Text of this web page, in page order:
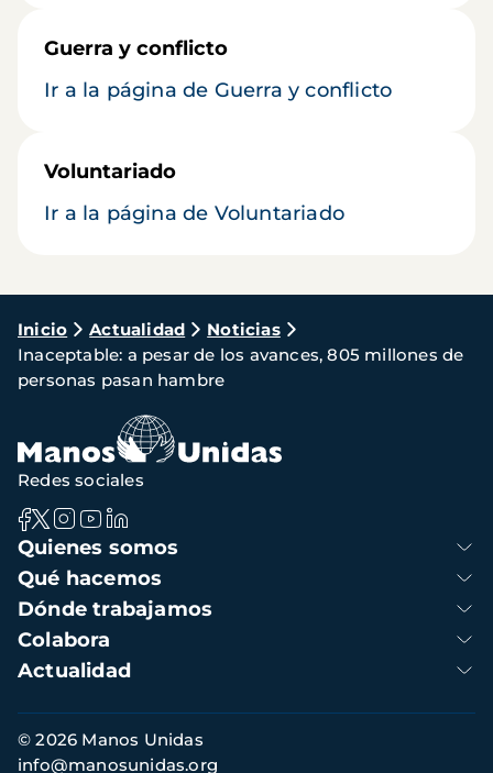
Guerra y conflicto
Ir a la página de Guerra y conflicto
Voluntariado
Ir a la página de Voluntariado
Ruta
de
navegación
Inicio Actualidad
Noticias
Inaceptable: a pesar de los avances, 805 millones de
personas pasan hambre
Navegación
principal
Quienes somos
Qué hacemos
Dónde trabajamos
Colabora
Actualidad
Redes sociales
Información
de
© 2026 Manos Unidas
info@manosunidas.org